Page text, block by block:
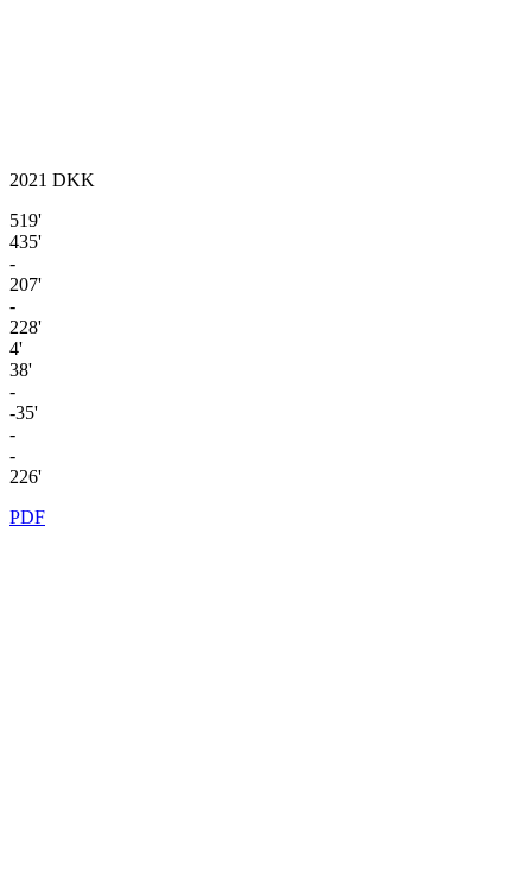
2021 DKK
519'
435'
-
207'
-
228'
4'
38'
-
-35'
-
-
226'
PDF